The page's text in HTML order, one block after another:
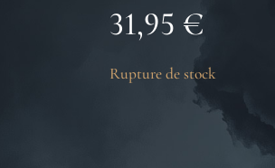
31,95 €
Rupture de stock